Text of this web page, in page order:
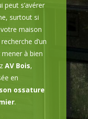
peut s’avérer
surtout si
maison
d’un
à bien
AV Bois,
en
ossature
.